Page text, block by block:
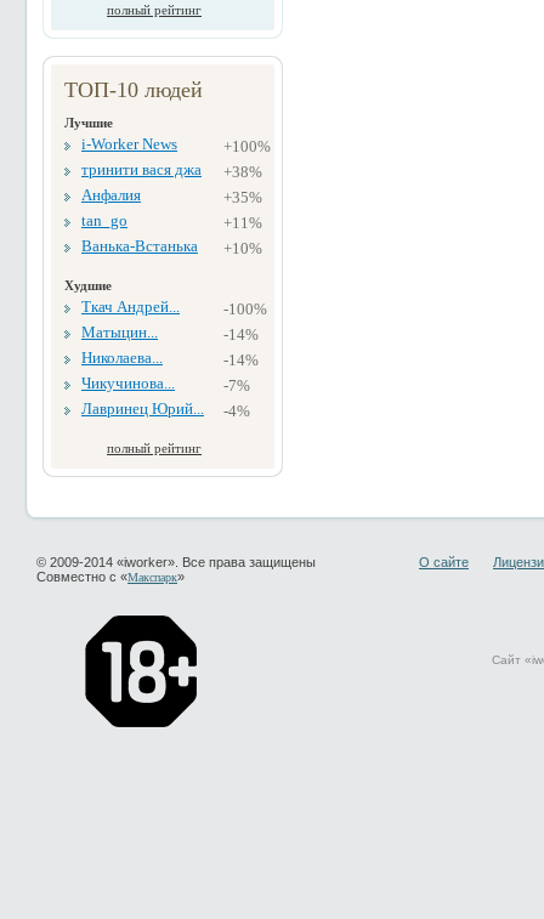
полный рейтинг
ТОП-10 людей
Лучшие
i-Worker News
+100%
тринити вася джа
+38%
Анфалия
+35%
tan_go
+11%
Ванька-Встанька
+10%
Худшие
Ткач Андрей...
-100%
Матыцин...
-14%
Николаева...
-14%
Чикучинова...
-7%
Лавринец Юрий...
-4%
полный рейтинг
© 2009-2014 «iworker». Все права защищены
Совместно с «Макспарк»
О сайте
Сайт